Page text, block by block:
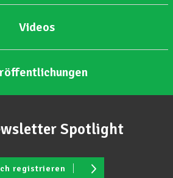
Videos
Spotlight
registrieren